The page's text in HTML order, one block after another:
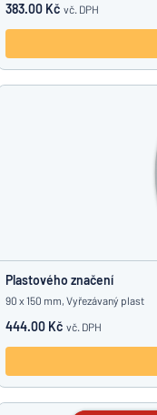
383.00 Kč vč. DPH
Plastového značení
90 x 150 mm, Vyřezávaný plast
444.00 Kč vč. DPH